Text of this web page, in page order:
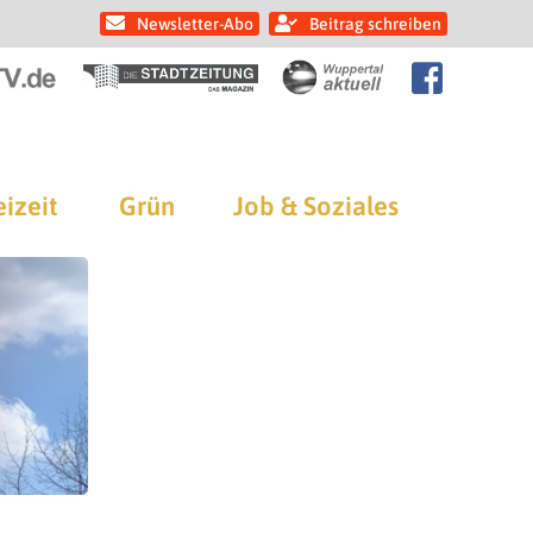
Newsletter-Abo Beitrag schreiben
Grün Job & Soziales